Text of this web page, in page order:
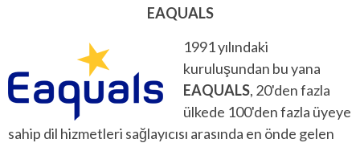
EAQUALS
1991 yılındaki
kuruluşundan bu yana
EAQUALS, 20'den fazla
ülkede 100'den fazla üyeye
sahip dil hizmetleri sağlayıcısı arasında en önde gelen